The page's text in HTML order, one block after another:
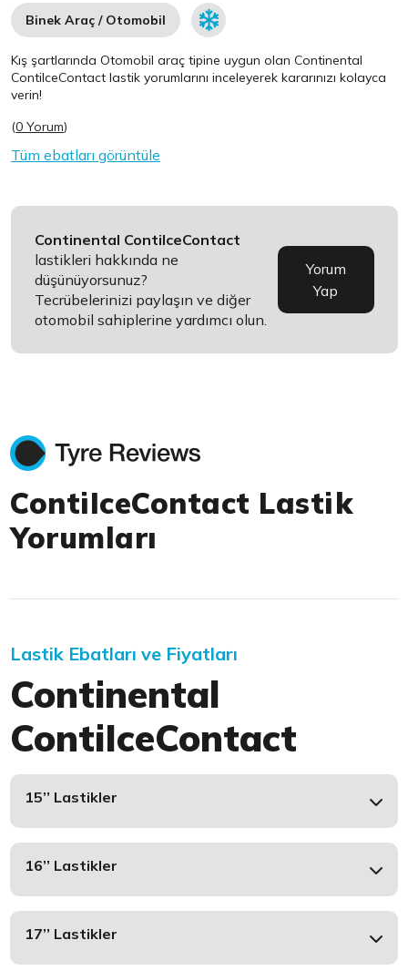
Binek Araç / Otomobil
Kış şartlarında Otomobil araç tipine uygun olanContinental
ContiIceContact lastik yorumlarını inceleyerek kararınızı kolayca
verin!
(0 Yorum)
Tüm ebatları görüntüle
Continental ContiIceContact
lastikleri hakkında ne
düşünüyorsunuz?
Tecrübelerinizi paylaşın ve diğer
otomobil sahiplerine yardımcı olun.
Yorum
Yap
ContiIceContact Lastik
Yorumları
Lastik Ebatları ve Fiyatları
Continental
ContiIceContact
15’’ Lastikler
16’’ Lastikler
17’’ Lastikler